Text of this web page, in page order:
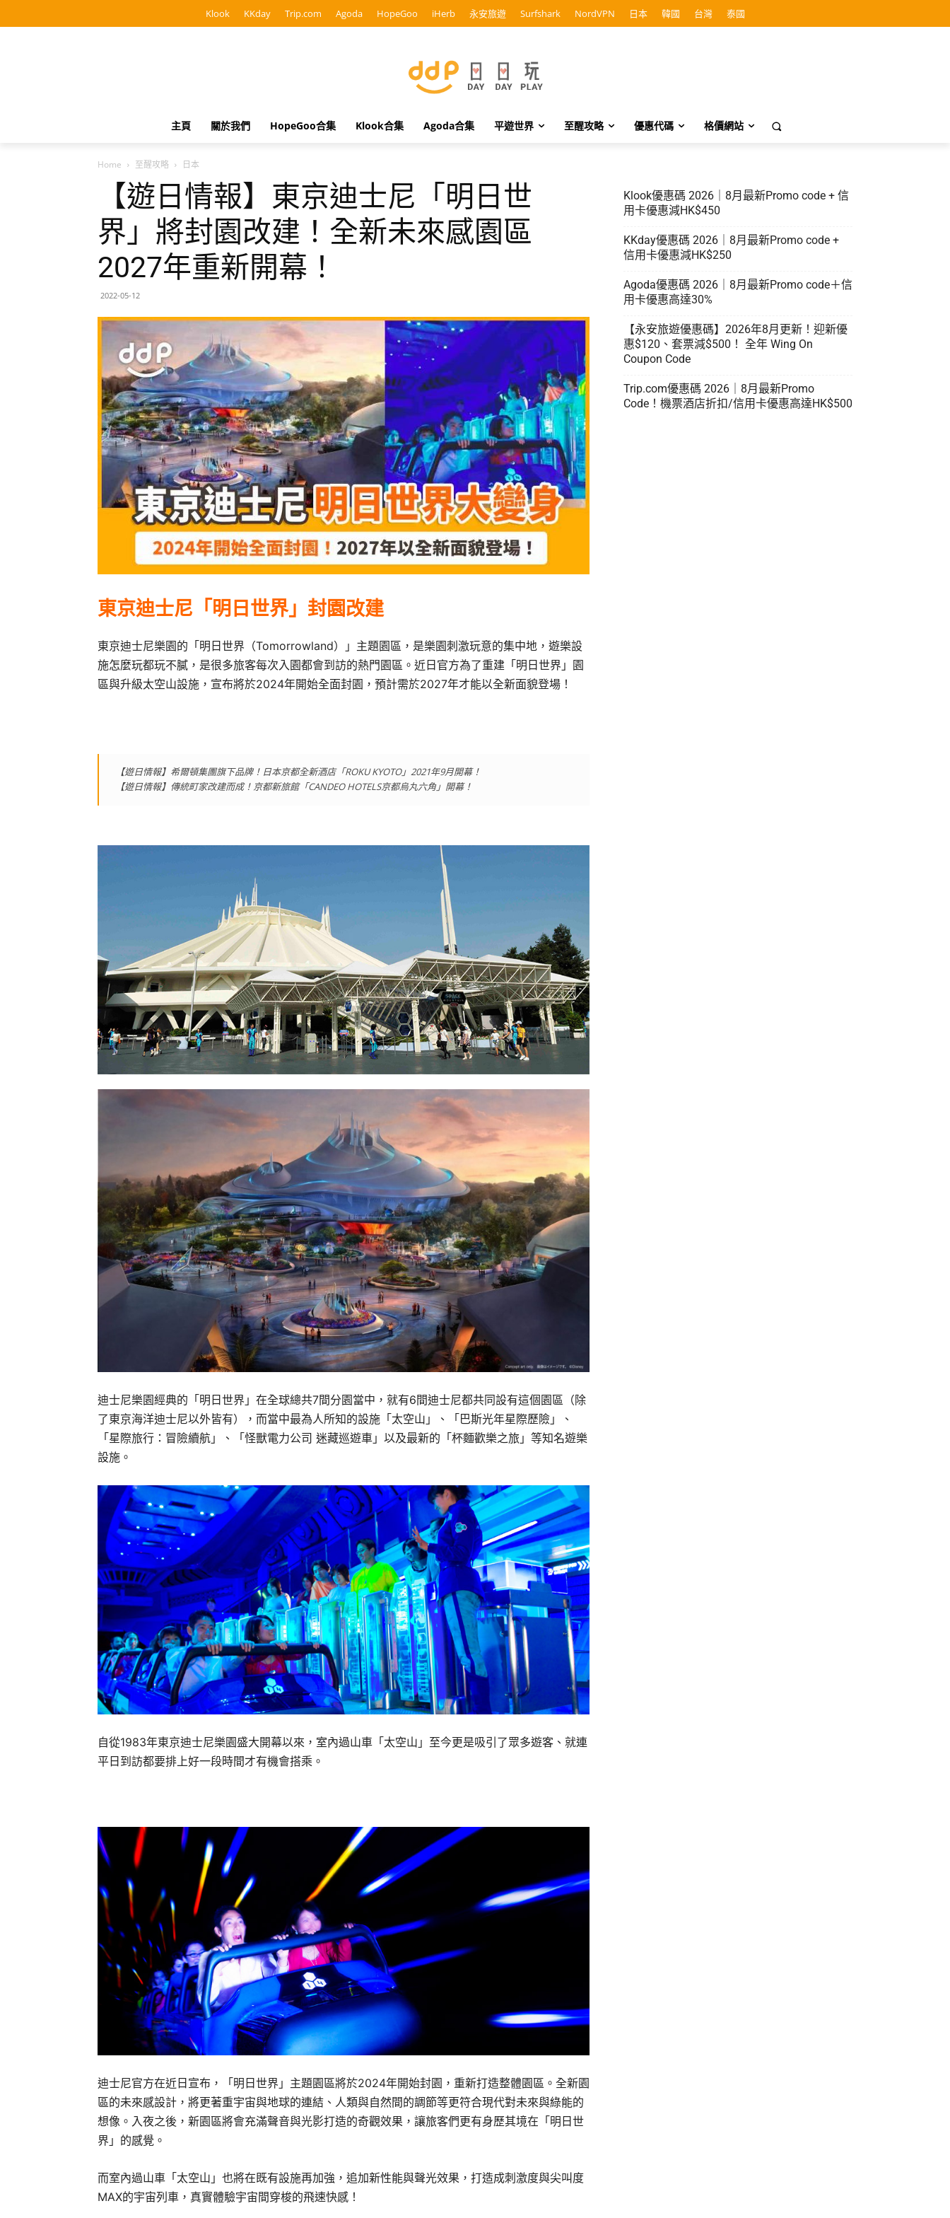
Klook KKday Trip.com Agoda HopeGoo iHerb 永安旅遊 Surfshark NordVPN 日本 韓國 台灣 泰國
主頁 關於我們 HopeGoo合集 Klook合集 Agoda合集 平遊世界 至醒攻略 優惠代碼 格價網站
Home 至醒攻略 日本
【遊日情報】東京迪士尼「明日世
界」將封園改建！全新未來感園區
2027年重新開幕！
2022-05-12
東京迪士尼「明日世界」封園改建
東京迪士尼樂園的「明日世界（Tomorrowland）」主題園區，是樂園刺激玩意的集中地，遊樂設
施怎麼玩都玩不膩，是很多旅客每次入園都會到訪的熱門園區。近日官方為了重建「明日世界」園
區與升級太空山設施，宣布將於2024年開始全面封園，預計需於2027年才能以全新面貌登場！
【遊日情報】希爾頓集團旗下品牌！日本京都全新酒店「ROKU KYOTO」2021年9月開幕！
【遊日情報】傳統町家改建而成！京都新旅館「CANDEO HOTELS京都烏丸六角」開幕！
迪士尼樂園經典的「明日世界」在全球總共7間分園當中，就有6間迪士尼都共同設有這個園區（除
了東京海洋迪士尼以外皆有），而當中最為人所知的設施「太空山」、「巴斯光年星際歷險」、
「星際旅行：冒險續航」、「怪獸電力公司 迷藏巡遊車」以及最新的「杯麵歡樂之旅」等知名遊樂
設施。
自從1983年東京迪士尼樂園盛大開幕以來，室內過山車「太空山」至今更是吸引了眾多遊客、就連
平日到訪都要排上好一段時間才有機會搭乘。
迪士尼官方在近日宣布，「明日世界」主題園區將於2024年開始封園，重新打造整體園區。全新園
區的未來感設計，將更著重宇宙與地球的連結、人類與自然間的調節等更符合現代對未來與綠能的
想像。入夜之後，新園區將會充滿聲音與光影打造的奇觀效果，讓旅客們更有身歷其境在「明日世
界」的感覺。
而室內過山車 「太空山」也將在既有設施再加強， 追加新性能與聲光效果， 打造成刺激度與尖叫度
MAX的宇宙列車， 真實體驗宇宙間穿梭的飛速快感！
Klook優惠碼 2026｜8月最新Promo code + 信
用卡優惠減HK$450
KKday優惠碼 2026｜8月最新Promo code +
信用卡優惠減HK$250
Agoda優惠碼 2026｜8月最新Promo code＋信
用卡優惠高達30%
【永安旅遊優惠碼】2026年8月更新！迎新優
惠$120、套票減$500！ 全年 Wing On
Coupon Code
Trip.com優惠碼 2026｜8月最新Promo
Code！機票酒店折扣/信用卡優惠高達HK$500